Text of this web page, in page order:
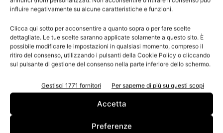
influire negativamente su alcune caratteristiche e funzioni.
Clicca qui sotto per acconsentire a quanto sopra o per fare scelte
dettagliate. Le tue scelte saranno applicate solamente a questo sito. È
possibile modificare le impostazioni in qualsiasi momento, compreso il
ritiro del consenso, utilizzando i pulsanti della Cookie Policy o cliccando
sul pulsante di gestione del consenso nella parte inferiore dello schermo.
Gestisci 1771 fornitori Per saperne di più su questi scopi
Accetta
Preferenze
dosaggio della trasmissione del calore con misurato
equilibrio di trasmissione e irraggiamento o qualora il
processo abbia una funzione essiccativa.
Nella combustione non è trascurabile l’incidenza sul
combustione con idrogeno – a parità di potenza termica
erogata –, specialmente per i processi dove l’energia
termica si utilizzi per essiccare.